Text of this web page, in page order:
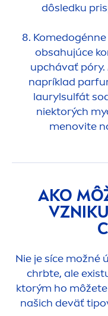
dôsledku
8.
obsahujúce
upchávať
napríklad
laurylsulfát
niektorých
menovite
AKO
Nie je síce možné
chrbte, ale
ktorým ho
našich deväť